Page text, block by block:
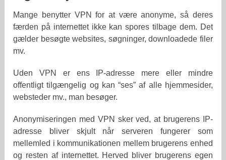
Mange benytter VPN for at være anonyme, så deres
færden på internettet ikke kan spores tilbage dem. Det
gælder besøgte websites, søgninger, downloadede filer
mv.
Uden VPN er ens IP-adresse mere eller mindre
offentligt tilgængelig og kan “ses” af alle hjemmesider,
websteder mv., man besøger.
Anonymiseringen med VPN sker ved, at brugerens IP-
adresse bliver skjult når serveren fungerer som
mellemled i kommunikationen mellem brugerens enhed
og resten af internettet. Herved bliver brugerens egen